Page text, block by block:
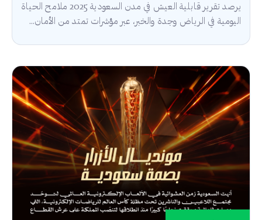
يرصد تقرير قابلية العيش في مدن السعودية 2025 ملامح الحياة
اليومية في الرياض وجدة والخبر، عبر مؤشرات تمتد من الأمان...